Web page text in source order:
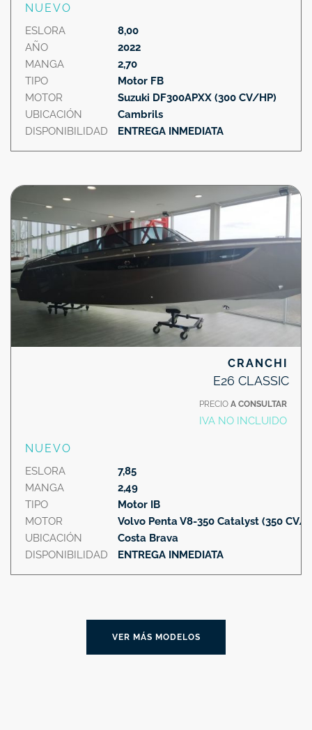
NUEVO
ESLORA
AÑO
MANGA
TIPO
MOTOR
UBICACIÓN
DISPONIBILIDAD
8,00
2022
2,70
Motor FB
Suzuki DF300APXX (300 CV/HP)
Cambrils
ENTREGA INMEDIATA
CRANCHI
E26 CLASSIC
PRECIO A CONSULTAR
IVA NO INCLUIDO
NUEVO
ESLORA
MANGA
TIPO
MOTOR
UBICACIÓN
DISPONIBILIDAD
7,85
2,49
Motor IB
Volvo Penta V8-350 Catalyst (350 CV/
Costa Brava
ENTREGA INMEDIATA
VER MÁS MODELOS